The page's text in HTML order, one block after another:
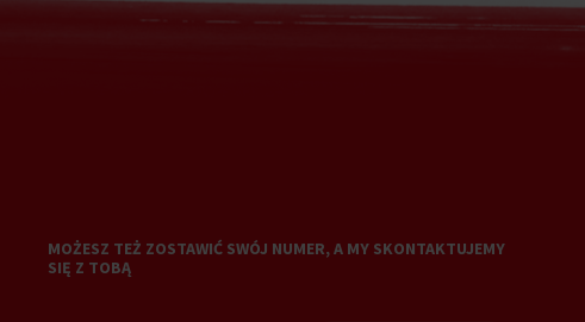
MOŻESZ TEŻ ZOSTAWIĆ SWÓJ NUMER, A MY SKONTAKTUJEMY
SIĘ Z TOBĄ